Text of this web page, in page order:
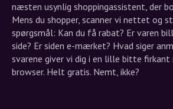
næsten usynlig shoppingassistent, der
Mens du shopper, scanner vi nettet og
spørgsmål: Kan du få rabat? Er varen
side? Er siden e-mærket? Hvad siger
svarene giver vi dig i en lille bitte firkant
browser. Helt gratis. Nemt, ikke?